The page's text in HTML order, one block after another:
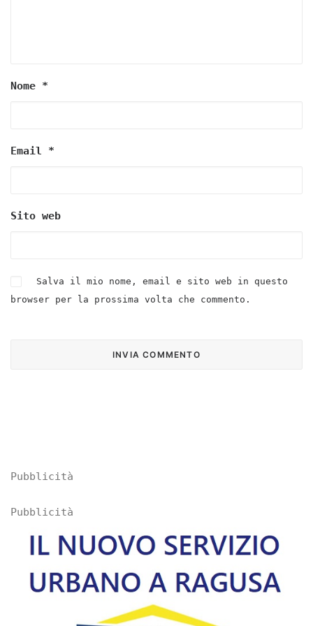
Nome *
Email *
Sito web
Salva il mio nome, email e sito web in questo
browser per la prossima volta che commento.
Pubblicità
Pubblicità